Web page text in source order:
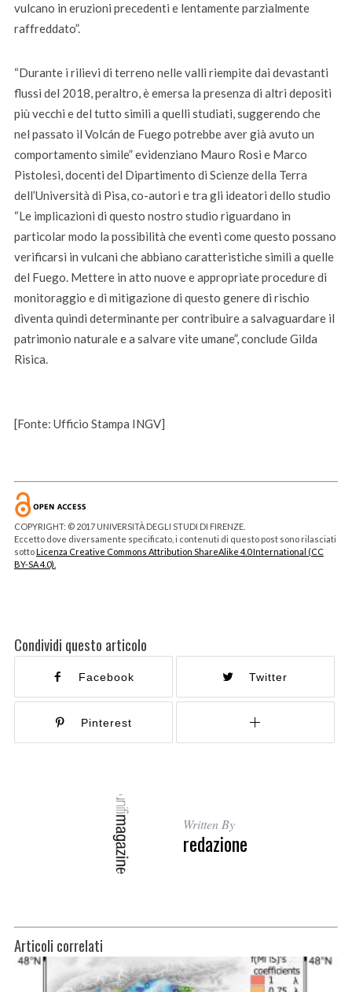
vulcano in eruzioni precedenti e lentamente parzialmente
raffreddato”.
“Durante i rilievi di terreno nelle valli riempite dai devastanti
flussi del 2018, peraltro, è emersa la presenza di altri depositi
più vecchi e del tutto simili a quelli studiati, suggerendo che
nel passato il Volcán de Fuego potrebbe aver già avuto un
comportamento simile” evidenziano Mauro Rosi e Marco
Pistolesi, docenti del Dipartimento di Scienze della Terra
dell’Università di Pisa, co-autori e tra gli ideatori dello studio
“Le implicazioni di questo nostro studio riguardano in
particolar modo la possibilità che eventi come questo possano
verificarsi in vulcani che abbiano caratteristiche simili a quelle
del Fuego. Mettere in atto nuove e appropriate procedure di
monitoraggio e di mitigazione di questo genere di rischio
diventa quindi determinante per contribuire a salvaguardare il
patrimonio naturale e a salvare vite umane”, conclude Gilda
Risica.
[Fonte: Ufficio Stampa INGV]
COPYRIGHT: © 2017 UNIVERSITÀ DEGLI STUDI DI FIRENZE.
Eccetto dove diversamente specificato, i contenuti di questo post sono rilasciati
sottoLicenza Creative Commons Attribution ShareAlike 4.0 International (CC
BY-SA 4.0).
Condividi questo articolo
Facebook Twitter
Pinterest
Written By
redazione
Articoli correlati